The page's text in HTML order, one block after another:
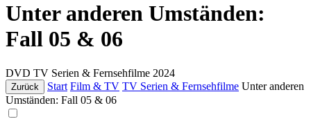
Unter anderen Umständen:
Fall 05 & 06
DVD TV Serien & Fernsehfilme 2024
Zurück Start Film & TV TV Serien & Fernsehfilme Unter anderen
Umständen: Fall 05 & 06